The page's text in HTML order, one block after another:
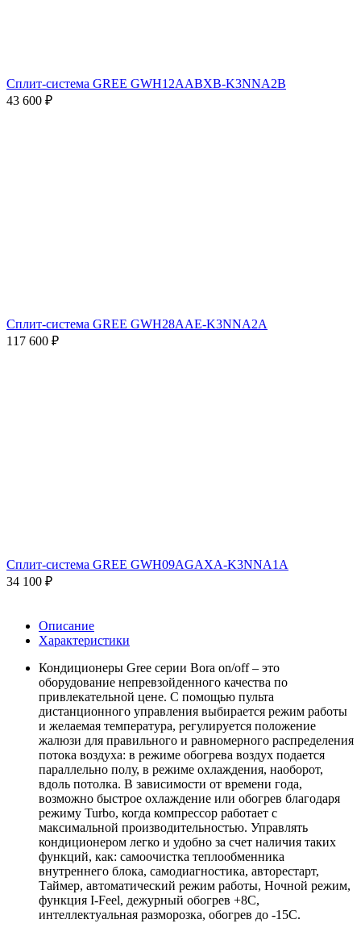
Сплит-система GREE GWH12AABXB-K3NNA2B
43 600 ₽
Сплит-система GREE GWH28AAE-K3NNA2A
117 600 ₽
Сплит-система GREE GWH09AGAXA-K3NNA1A
34 100 ₽
Описание
Характеристики
Кондиционеры Gree серии Bora on/off – это
оборудование непревзойденного качества по
привлекательной цене. С помощью пульта
дистанционного управления выбирается режим работы
и желаемая температура, регулируется положение
жалюзи для правильного и равномерного распределения
потока воздуха: в режиме обогрева воздух подается
параллельно полу, в режиме охлаждения, наоборот,
вдоль потолка. В зависимости от времени года,
возможно быстрое охлаждение или обогрев благодаря
режиму Turbo, когда компрессор работает с
максимальной производительностью. Управлять
кондиционером легко и удобно за счет наличия таких
функций, как: самоочистка теплообменника
внутреннего блока, самодиагностика, авторестарт,
Таймер, автоматический режим работы, Ночной режим,
функция I-Feel, дежурный обогрев +8С,
интеллектуальная разморозка, обогрев до -15С.